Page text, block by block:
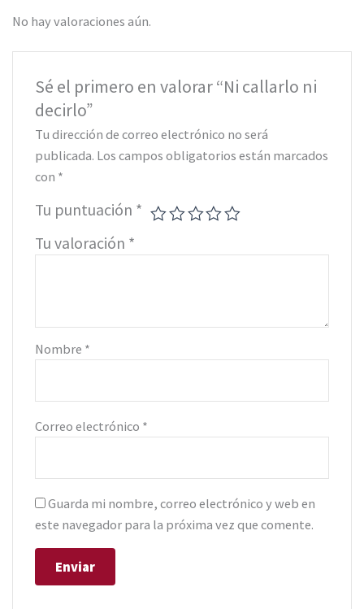
No hay valoraciones aún.
Sé el primero en valorar “Ni callarlo ni
decirlo”
Tu dirección de correo electrónico no será
publicada. Los campos obligatorios están marcados
con *
Tu puntuación *
Tu valoración *
Nombre *
Correo electrónico *
Guarda mi nombre, correo electrónico y web en
este navegador para la próxima vez que comente.